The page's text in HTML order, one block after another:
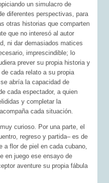
un simulacro de
diferentes perspectivas, para
otras historias que comparten
que no interesó al autor
ni dar demasiados matices
imprescindible; lo
prever su propia historia y
cada relato a su propia
abría la capacidad de
cada espectador, a quien
y completar la
cada situación.
curioso. Por una parte, el
regreso y partida– es de
a flor de piel en cada cubano,
en juego ese ensayo de
aventure su propia fábula